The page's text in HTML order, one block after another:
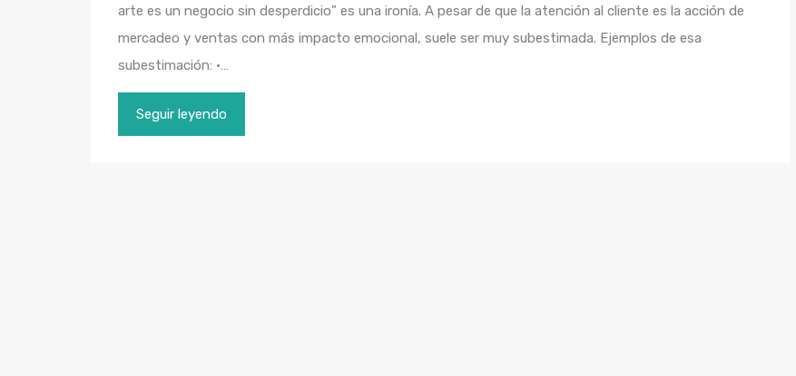
arte es un negocio sin desperdicio” es una ironía. A pesar de que la atención al cliente es la acción de
mercadeo y ventas con más impacto emocional, suele ser muy subestimada. Ejemplos de esa
subestimación: •…
Seguir leyendo